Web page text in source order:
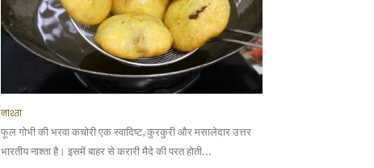
नाश्ता
फूल गोभी की भरवा कचोरी एक स्वादिष्ट, कुरकुरी और मसालेदार उत्तर
भारतीय नाश्ता है। इसमें बाहर से करारी मैदे की परत होती...